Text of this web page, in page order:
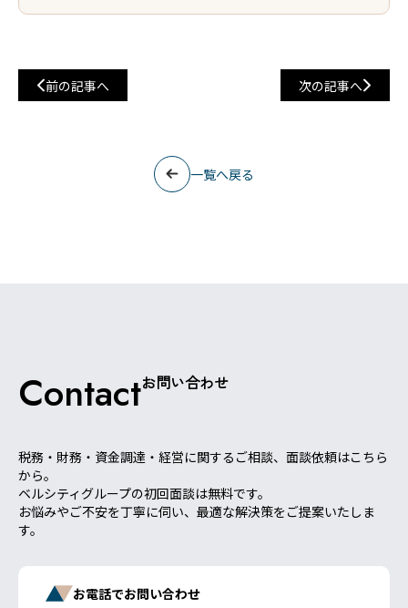
前の記事へ 次の記事へ
一覧へ戻る
Contactお問い合わせ
税務・財務・資金調達・経営に関するご相談、面談依頼はこちら
から。
ベルシティグループの初回面談は無料です。
お悩みやご不安を丁寧に伺い、最適な解決策をご提案いたしま
す。
お電話でお問い合わせ